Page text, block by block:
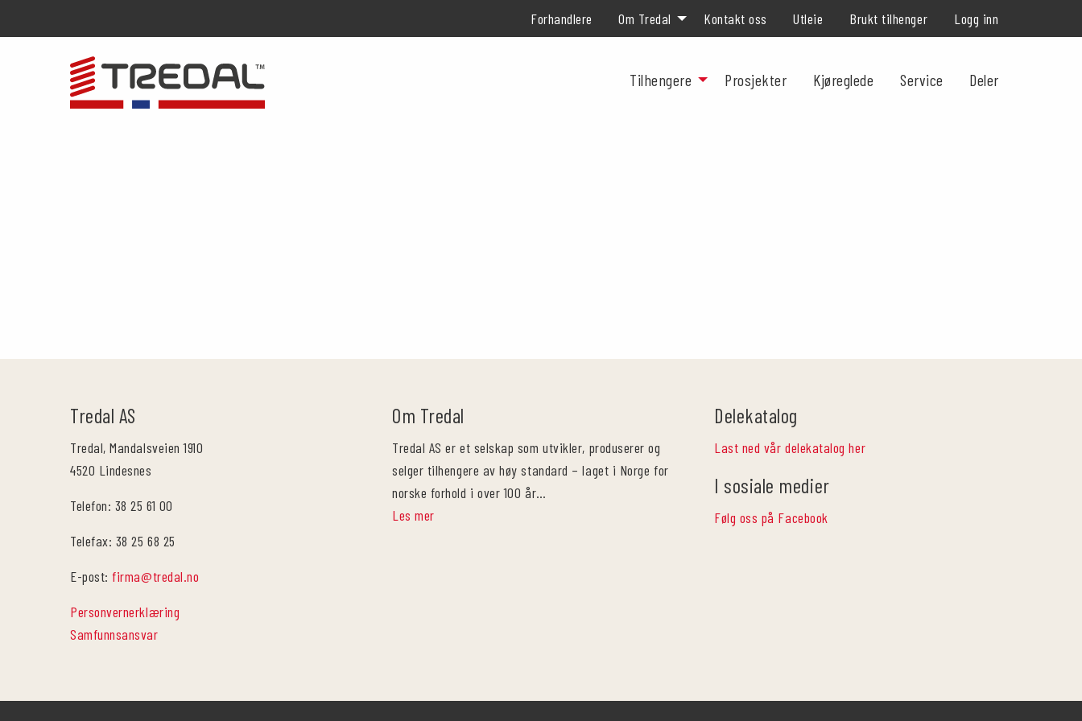
Forhandlere Om Tredal Kontakt oss Utleie Brukt tilhenger Logg inn
Tilhengere Prosjekter Kjøreglede Service Deler
Tredal AS
Tredal, Mandalsveien 1910
4520 Lindesnes
Telefon: 38 25 61 00
Telefax: 38 25 68 25
E-post:firma@tredal.no
Personvernerklæring
Samfunnsansvar
Om Tredal
Tredal AS er et selskap som utvikler, produserer og
selger tilhengere av høy standard – laget i Norge for
norske forhold i over 100 år…
Les mer
Delekatalog
Last ned vår delekatalog her
I sosiale medier
Følg oss på Facebook